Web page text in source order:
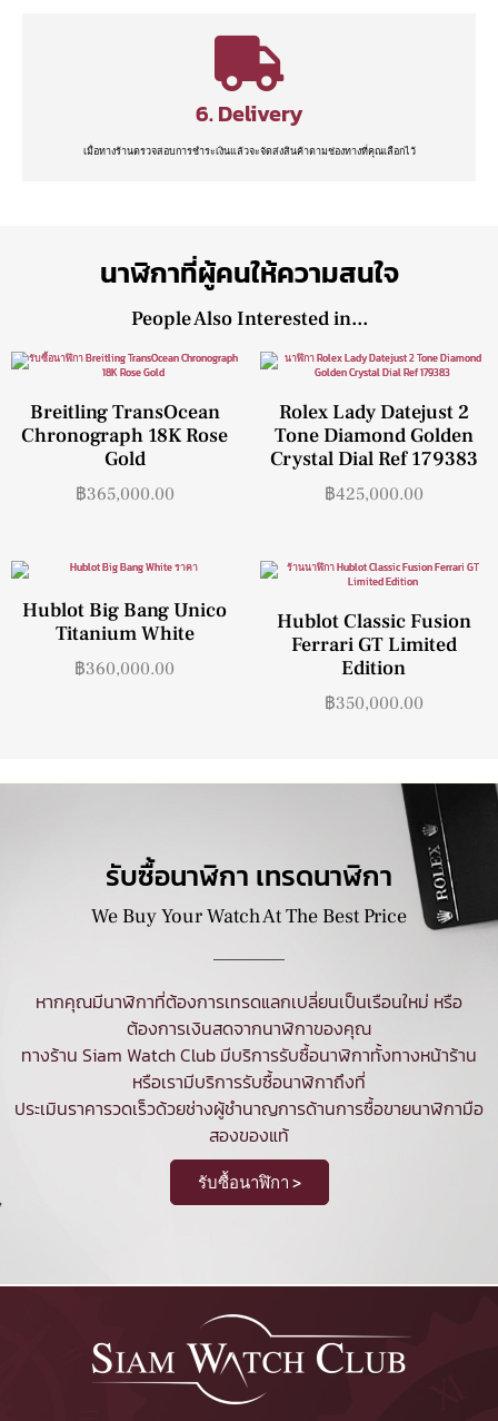
6. Delivery
เมื่อทางร้านตรวจสอบการชำระเงินแล้วจะจัดส่งสินค้าตามช่องทางที่คุณเลือกไว้
นาฬิกาที่ผู้คนให้ความสนใจ
People Also Interested in...
Breitling TransOcean
Chronograph 18K Rose
Gold
฿365,000.00
Rolex Lady Datejust 2
Tone Diamond Golden
Crystal Dial Ref 179383
฿425,000.00
Hublot Big Bang Unico
Titanium White
฿360,000.00
Hublot Classic Fusion
Ferrari GT Limited
Edition
฿350,000.00
รับซื้อนาฬิกา เทรดนาฬิกา
We Buy Your Watch At The Best Price
หากคุณมีนาฬิกาที่ต้องการเทรดแลกเปลี่ยนเป็นเรือนใหม่ หรือ
ต้องการเงินสดจากนาฬิกาของคุณ
ทางร้าน Siam Watch Club มีบริการรับซื้อนาฬิกาทั้งทางหน้าร้าน
หรือเรามีบริการรับซื้อนาฬิกาถึงที่
ประเมินราคารวดเร็วด้วยช่างผู้ชำนาญการด้านการซื้อขายนาฬิกามือ
สองของแท้
รับซื้อนาฬิกา >